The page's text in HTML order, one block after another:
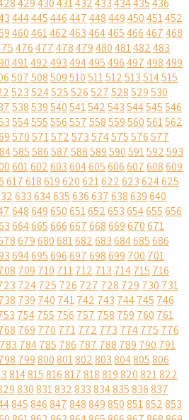
429430431432433434435436
444445446447448449450451452
460461462463464465466467468
476477478479480481482483
491492493494495496497498499
507508509510511512513514515
523524525526527528529530
538539540541542543544545546
554555556557558559560561562
570571572573574575576577
585586587588589590591592593
601602603604605606607608609
617618619620621622623624625
633634635636637638639640
648649650651652653654655656
664665666667668669670671
679680681682683684685686
694695696697698699 700 701
709 710 711712 713 714715 716
724725 726 727 728 729 730 731
739 740 741742 743 744745 746
754755 756 757 758 759 760 761
769 770 771772 773 774775 776
783 784785 786 787 788 789 790 791
799800801802803804805806
814815816817818819820821822
830831832833834835836837
845846847848849850851852853